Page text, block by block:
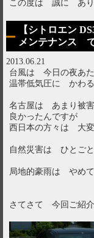
この度は 誠に あり
【シトロエン
メンテナンス で
2013.06.21
台風は 今日の夜あた
温帯低気圧に かわる
名古屋は あまり被
良かったんですが
西日本の方々は 大変
自然災害は ひとご
局地的豪雨は やめて
さてさて 今回ご紹